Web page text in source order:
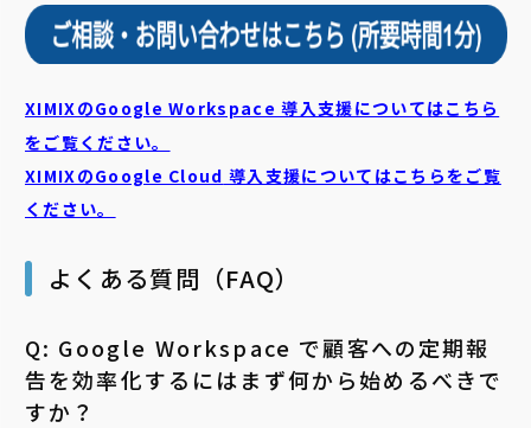
XIMIXのGoogle Workspace 導入支援についてはこちら
をご覧ください。
XIMIXのGoogle Cloud 導入支援についてはこちらをご覧
ください。
よくある質問（FAQ）
Q: Google Workspace で顧客への定期報
告を効率化するにはまず何から始めるべきで
すか？